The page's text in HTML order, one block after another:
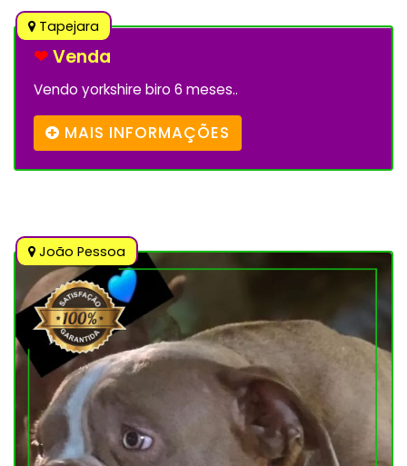
Tapejara
❤Venda
Vendo yorkshire biro 6 meses..
MAIS INFORMAÇÕES
João Pessoa